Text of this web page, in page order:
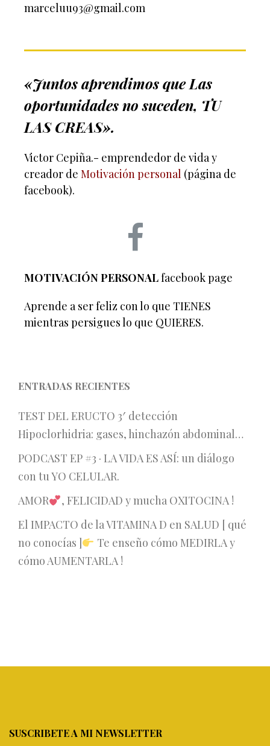
marceluu93@gmail.com
«Juntos aprendimos que Las
oportunidades no suceden, TU
LAS CREAS».
Victor Cepiña.- emprendedor de vida y
creador de Motivación personal (página de
facebook).
MOTIVACIÓN PERSONALfacebook page
Aprende a ser feliz con lo que TIENES
mientras persigues lo que QUIERES.
ENTRADAS RECIENTES
TEST DEL ERUCTO 3′ detección
Hipoclorhidria: gases, hinchazón abdominal…
PODCAST EP #3 · LA VIDA ES ASÍ: un diálogo
con tu YO CELULAR.
AMOR
, FELICIDAD y mucha OXITOCINA !
El IMPACTO de la VITAMINA D en SALUD [ qué
no conocías ]
Te enseño cómo MEDIRLA y
cómo AUMENTARLA !
SUSCRIBETE A MI NEWSLETTER